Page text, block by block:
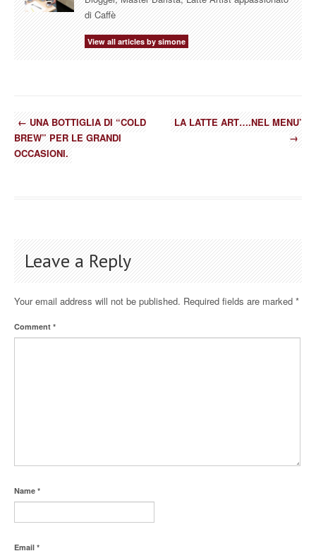
di Caffè
View all articles by simone
←UNA BOTTIGLIA DI “COLD
BREW” PER LE GRANDI
OCCASIONI.
LA LATTE ART….NEL MENU’
→
Leave a Reply
Your email address will not be published. Required fields are marked *
Comment *
Name *
Email *